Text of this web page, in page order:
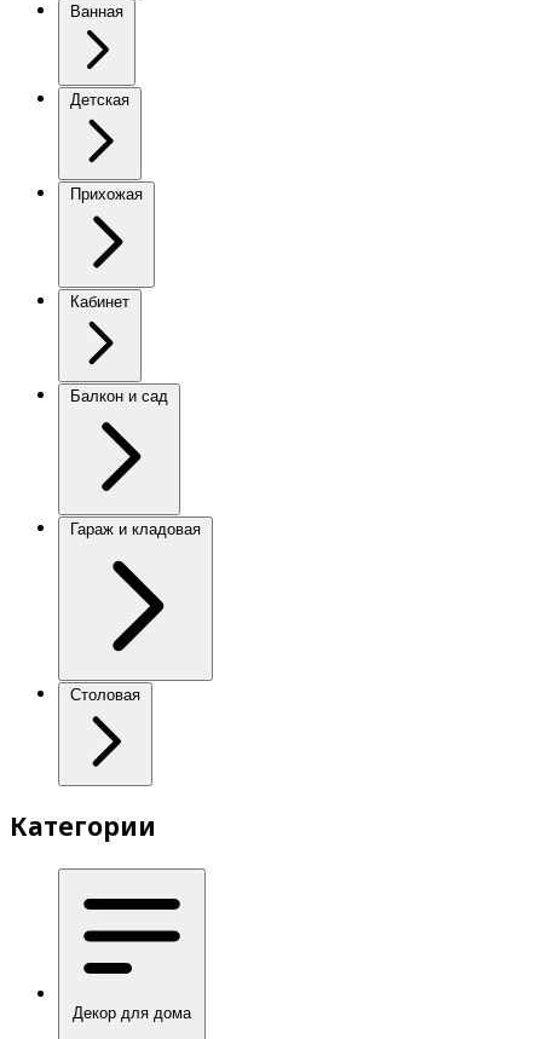
Ванная
Детская
Прихожая
Кабинет
Балкон и сад
Гараж и кладовая
Столовая
Категории
Декор для дома